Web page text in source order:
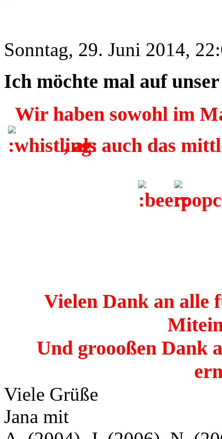
Sonntag, 29. Juni 2014,
Ich möchte mal auf
Wir haben sowohl im
, als auch das
Vielen Dank an alle
Und groooßen Dank
Viele Grüße
Jana mit